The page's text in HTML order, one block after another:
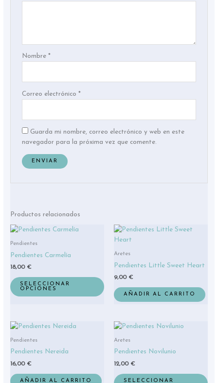
Nombre *
Correo electrónico *
Guarda mi nombre, correo electrónico y web en este
navegador para la próxima vez que comente.
Productos relacionados
Pendientes
Pendientes Carmelía
18,00 €
SELECCIONAR
OPCIONES
Este
producto
Las
opciones
elegir
página
Aretes
Pendientes Little Sweet Heart
9,00 €
AÑADIR AL CARRITO
Pendientes
Pendientes Nereida
16,00 €
AÑADIR AL CARRITO
Aretes
Pendientes Novilunio
12,00 €
SELECCIONAR